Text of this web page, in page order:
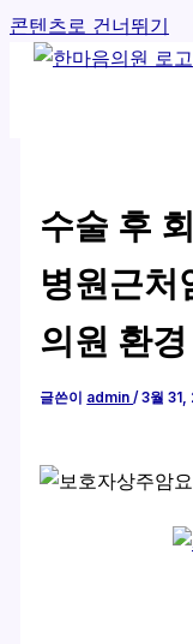
콘텐츠로 건너뛰기
수술 후
병원근처
의원 환경
글쓴이 admin/3월